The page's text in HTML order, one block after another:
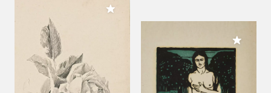
Meiner Sammlung hinzufügen
Meiner